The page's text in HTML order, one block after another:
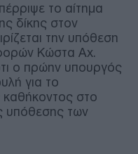
το αίτημα
δίκης στον
την υπόθεση
Κώστα Αχ.
ο πρώην υπουργός
για το
στο
υπόθεσης των